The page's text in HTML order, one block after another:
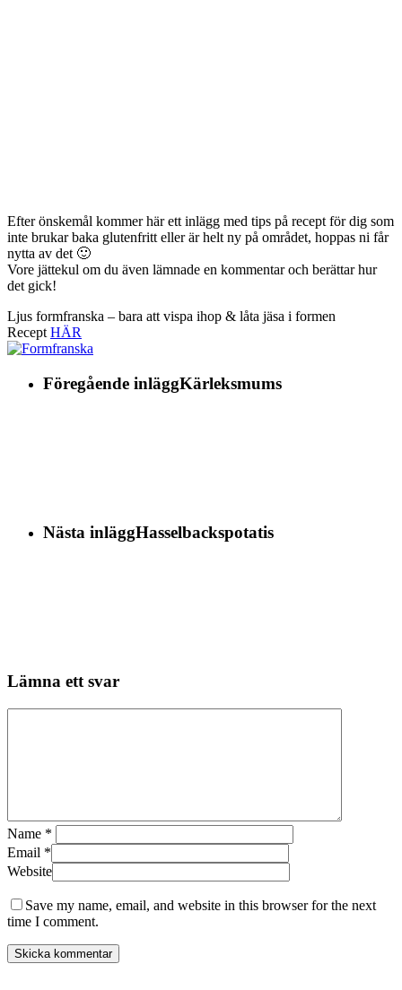
Efter önskemål kommer här ett inlägg med tips på recept för dig som
inte brukar baka glutenfritt eller är helt ny på området, hoppas ni får
nytta av det 🙂
Vore jättekul om du även lämnade en kommentar och berättar hur
det gick!
Ljus formfranska – bara att vispa ihop & låta jäsa i formen
Recept HÄR
Föregående inläggKärleksmums
Nästa inläggHasselbackspotatis
Lämna ett svar
Name *
Email *
Website
Save my name, email, and website in this browser for the next
time I comment.